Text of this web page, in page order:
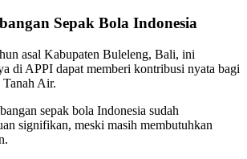
Sepak Bola Indonesia
asal Kabupaten Buleleng, Bali, ini
di APPI dapat memberi kontribusi nyata bagi
Tanah Air.
sepak bola Indonesia sudah
signifikan, meski masih membutuhkan